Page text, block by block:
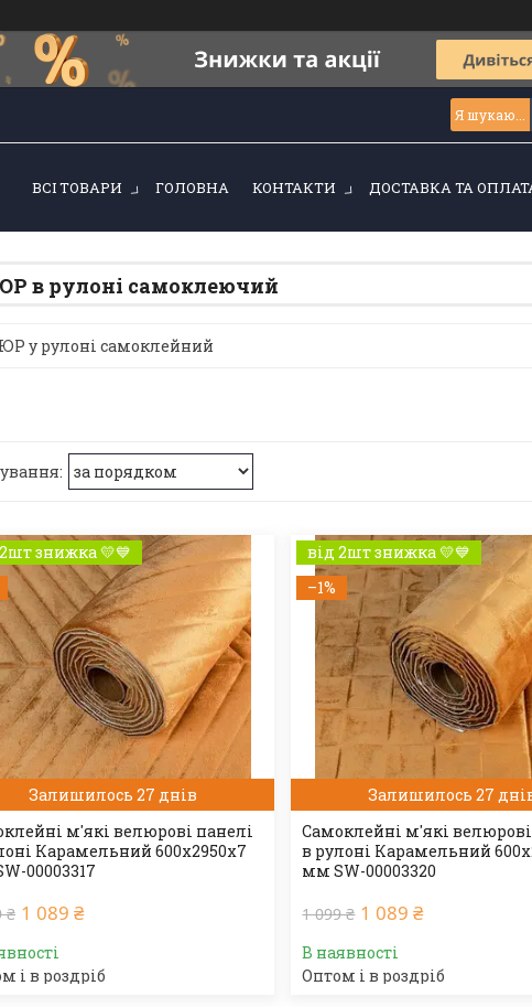
ВСІ ТОВАРИ ГОЛОВНА КОНТАКТИ ДОСТАВКА ТА
в рулоні самоклеючий
у рулоні самоклейний
знижка 💛💙
Залишилось 27 днів
м'які велюрові панелі
Карамельний 600х2950х7
00003317
₴ 1 089 ₴
і в роздріб
від 2шт знижка 💛💙
–1%
Залишилось 27
Самоклейні м'які
в рулоні Карамельний
мм SW-00003320
1 099 ₴ 1 089 ₴
В наявності
Оптом і в роздріб